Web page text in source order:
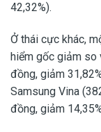
42,32%).
Ở thái cực khác,
hiểm gốc giảm so
đồng, giảm
Samsung Vina
đồng, giảm